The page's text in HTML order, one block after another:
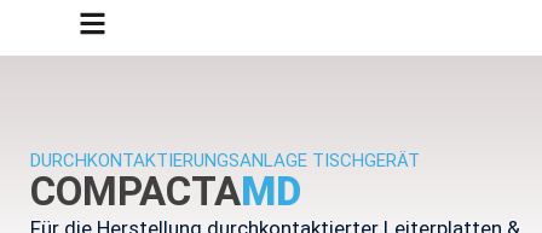
DURCHKONTAKTIERUNGSANLAGE TISCHGERÄT
COMPACTAMD
Für die Herstellung durchkontaktierter Leiterplatten &